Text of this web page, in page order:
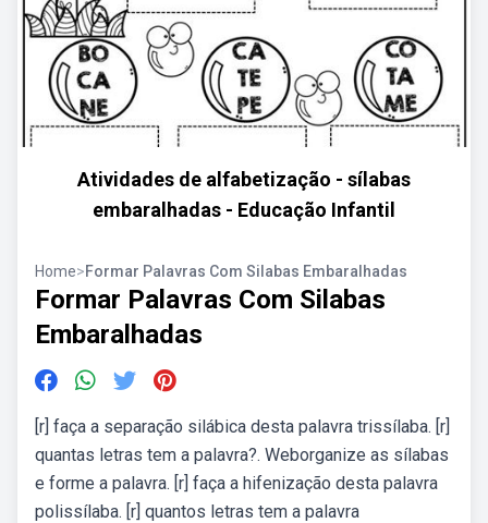
Atividades de alfabetização - sílabas
embaralhadas - Educação Infantil
Home>Formar Palavras Com Silabas Embaralhadas
Formar Palavras Com Silabas
Embaralhadas
[r] faça a separação silábica desta palavra trissílaba. [r]
quantas letras tem a palavra?. Weborganize as sílabas
e forme a palavra. [r] faça a hifenização desta palavra
polissílaba. [r] quantos letras tem a palavra